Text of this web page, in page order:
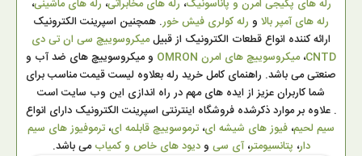
رله های پکیجی امرن و پاناسونیک، رله های مخابراتی، رله های ماشینی،
رله های آمپر بالا و رله کولری فیش خور. همچنین اسپرینت الکترونیک
ارائه کننده انواع قطعات الکترونیک از قبیلمیکروسوییچ سی ان تی دی
CNTD،میکروسوییچ های امرن OMRON
و میکروسوییچ های ضد آب و
صنعتی می باشد. راهنمای کامل خرید رله بعلاوه لیست قیمت مناسب برای
شما کاربران عزیز از ایده های مهم در راه اندازی این وب سایت است
. علاوه بر موارد ذکرشده فروشگاه اینترنتی اسپرینت الکترونیک دارای انواع
سیم لحیم، فیوز های شیشه ای، ترموسوییچ قابلمه ای، ترموفیوز های سیم
دار، پتانسیومتر،آی سی ودیود های خاص و کمیابمی باشد.